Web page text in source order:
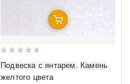
Добавить В Корзину
out
Подвеска с янтарем. Камень
желтого цвета